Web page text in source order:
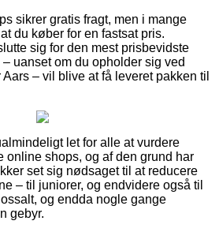
sikrer gratis fragt, men i mange
du køber for en fastsat pris.
sig for den mest prisbevidste
uanset om du opholder sig ved
– vil blive at få leveret pakken til
let for alle at vurdere
online shops, og af den grund har
set sig nødsaget til at reducere
– til juniorer, og endvidere også til
og endda nogle gange
gebyr.